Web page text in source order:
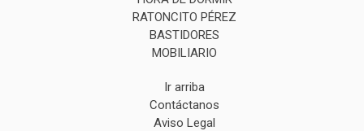
RATONCITO PÉREZ
BASTIDORES
MOBILIARIO
Ir arriba
Contáctanos
Aviso Legal